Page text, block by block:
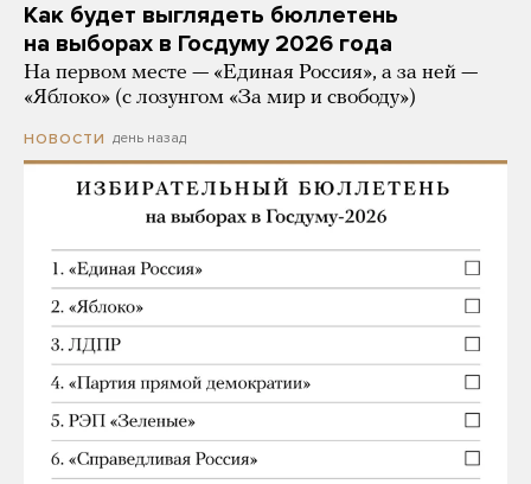
Как будет выглядеть бюллетень
на выборах в Госдуму 2026 года
На первом месте — «Единая Россия», а за ней —
«Яблоко» (с лозунгом «За мир и свободу»)
НОВОСТИ день назад